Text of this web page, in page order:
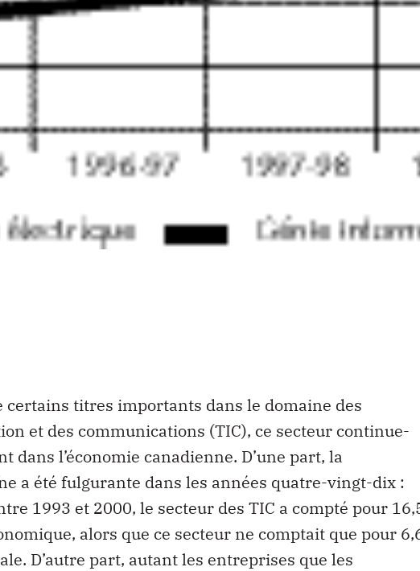
certains titres importants dans le domaine des
et des communications (TIC), ce secteur continue-
dans l’économie canadienne. D’une part, la
a été fulgurante dans les années quatre-vingt-dix :
1993 et 2000, le secteur des TIC a compté pour
alors que ce secteur ne comptait que pour
D’autre part, autant les entreprises que les